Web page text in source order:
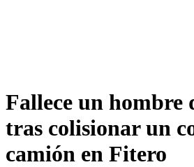
Fallece un hombre
tras colisionar un
camión en Fitero